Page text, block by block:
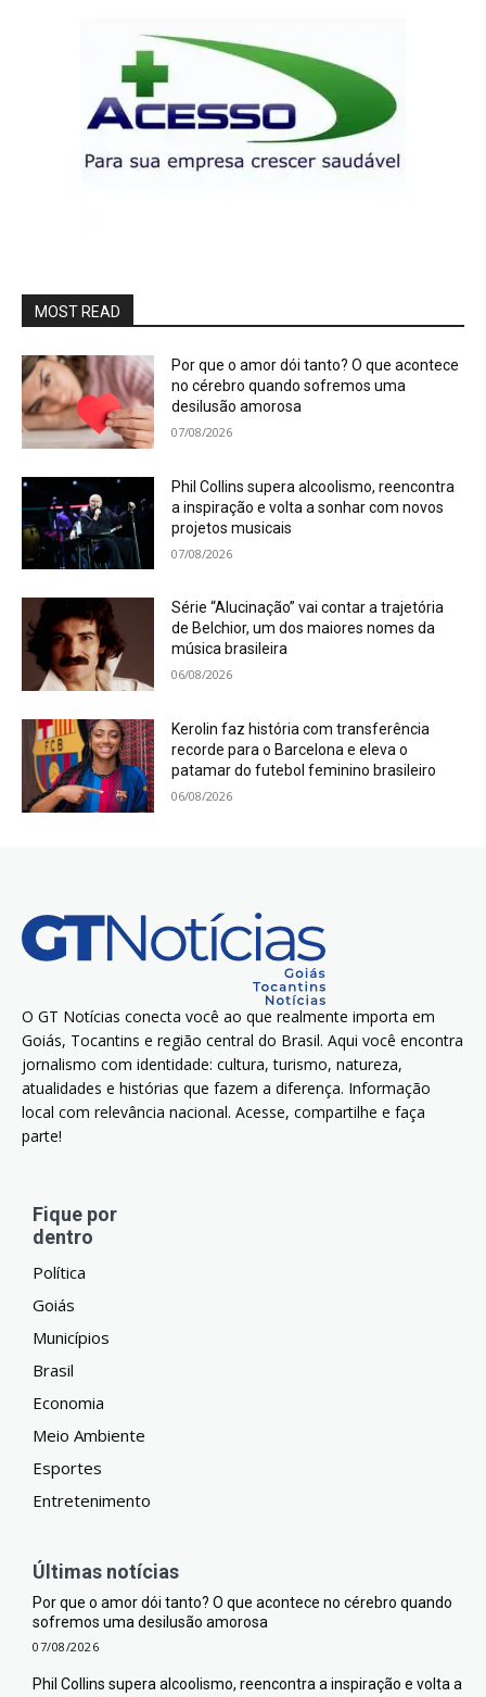
MOST READ
Por que o amor dói tanto? O que acontece
no cérebro quando sofremos uma
desilusão amorosa
07/08/2026
Phil Collins supera alcoolismo, reencontra
a inspiração e volta a sonhar com novos
projetos musicais
07/08/2026
Série “Alucinação” vai contar a trajetória
de Belchior, um dos maiores nomes da
música brasileira
06/08/2026
Kerolin faz história com transferência
recorde para o Barcelona e eleva o
patamar do futebol feminino brasileiro
06/08/2026
O GT Notícias conecta você ao que realmente importa em
Goiás, Tocantins e região central do Brasil. Aqui você encontra
jornalismo com identidade: cultura, turismo, natureza,
atualidades e histórias que fazem a diferença. Informação
local com relevância nacional. Acesse, compartilhe e faça
parte!
Fique por
dentro
Política
Goiás
Municípios
Brasil
Economia
Meio Ambiente
Esportes
Entretenimento
Últimas notícias
Por que o amor dói tanto? O que acontece no cérebro quando
sofremos uma desilusão amorosa
07/08/2026
Phil Collins supera alcoolismo, reencontra a inspiração e volta a